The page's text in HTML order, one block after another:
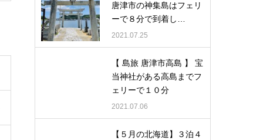
唐津市の神集島はフェリ
ーで８分で到着し…
2021.07.25
【 島旅 唐津市高島 】 宝
当神社がある高島までフ
ェリーで１０分
2021.07.06
【５月の北海道】３泊４